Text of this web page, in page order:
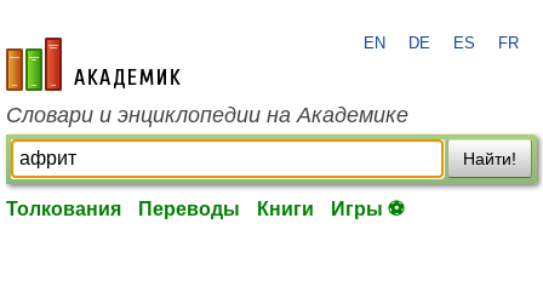
academic.ru
EN DE ES FR
Словари и энциклопедии на Академике
Найти!
Толкования Переводы Книги Игры ⚽